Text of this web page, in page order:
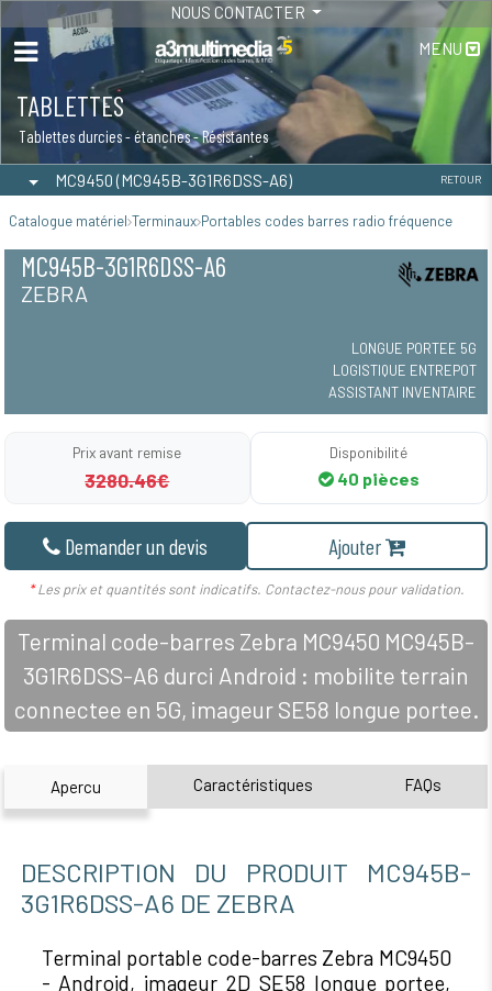
NOUS CONTACTER
MENU
TABLETTES
Tablettes durcies - étanches - Résistantes
MC9450 (MC945B-3G1R6DSS-A6) RETOUR
Catalogue matériel Terminaux Portables codes barres radio fréquence
MC945B-3G1R6DSS-A6
ZEBRA
LONGUE PORTEE 5G
LOGISTIQUE ENTREPOT
ASSISTANT INVENTAIRE
Prix avant remise
3280.46€
Disponibilité
40 pièces
Demander un devis Ajouter
*Les prix et quantités sont indicatifs. Contactez-nous pour validation.
Terminal code-barres Zebra MC9450 MC945B-
3G1R6DSS-A6 durci Android : mobilite terrain
connectee en 5G, imageur SE58 longue portee.
Apercu Caractéristiques FAQs
DESCRIPTION DU PRODUIT MC945B-
3G1R6DSS-A6 DE ZEBRA
Terminal portable code-barres Zebra MC9450
- Android, imageur 2D SE58 longue portee,